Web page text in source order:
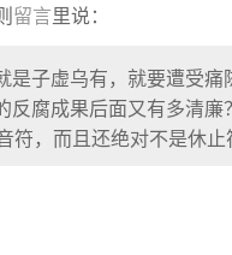
留言里说：
是子虚乌有，就要遭受痛
反腐成果后面又有多清廉
符，而且还绝对不是休止